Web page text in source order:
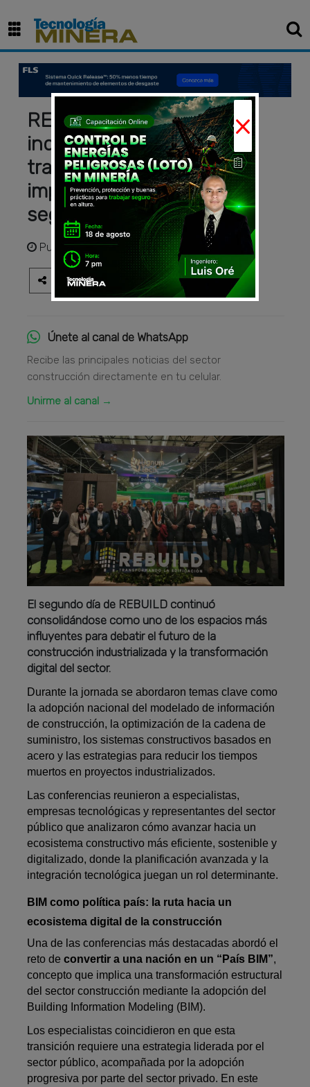
REBUILD 2026: la
industrialización, la
trazabilidad digital y el
impulso BIM marcaron el
segundo día del evento
Publicadohace 4 meses
Únete al canal de WhatsApp
Recibe las principales noticias del sector
construcción directamente en tu celular.
Unirme al canal →
El segundo día de REBUILD continuó
consolidándose como uno de los espacios más
influyentes para debatir el futuro de la
construcción industrializada y la transformación
digital del sector.
Durante la jornada se abordaron temas clave como
la adopción nacional del modelado de información
de construcción, la optimización de la cadena de
suministro, los sistemas constructivos basados en
acero y las estrategias para reducir los tiempos
muertos en proyectos industrializados.
Las conferencias reunieron a especialistas,
empresas tecnológicas y representantes del sector
público que analizaron cómo avanzar hacia un
ecosistema constructivo más eficiente, sostenible y
digitalizado, donde la planificación avanzada y la
integración tecnológica juegan un rol determinante.
BIM como política país: la ruta hacia un
ecosistema digital de la construcción
Una de las conferencias más destacadas abordó el
reto deconvertir a una nación en un “País BIM”,
concepto que implica una transformación estructural
del sector construcción mediante la adopción del
Building Information Modeling (BIM).
Los especialistas coincidieron en que esta
transición requiere una estrategia liderada por el
sector público, acompañada por la adopción
progresiva por parte del sector privado. En este
×